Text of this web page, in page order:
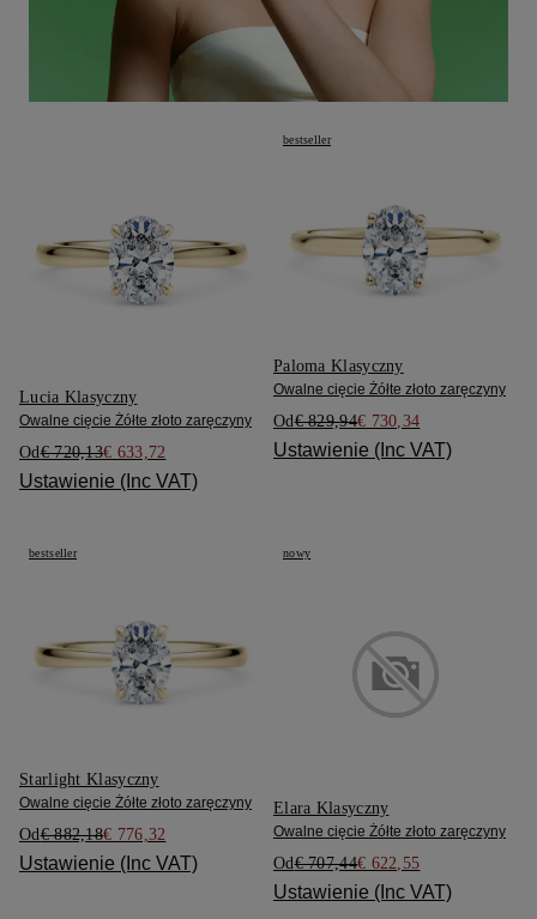
Lucia Klasyczny
Owalne cięcie Żółte złoto zaręczyny
Od€ 720,13€ 633,72
Ustawienie (Inc VAT)
bestseller
Paloma Klasyczny
Owalne cięcie Żółte złoto zaręczyny
Od€ 829,94€ 730,34
Ustawienie (Inc VAT)
bestseller
Starlight Klasyczny
Owalne cięcie Żółte złoto zaręczyny
Od€ 882,18€ 776,32
Ustawienie (Inc VAT)
nowy
Elara Klasyczny
Owalne cięcie Żółte złoto zaręczyny
Od€ 707,44€ 622,55
Ustawienie (Inc VAT)